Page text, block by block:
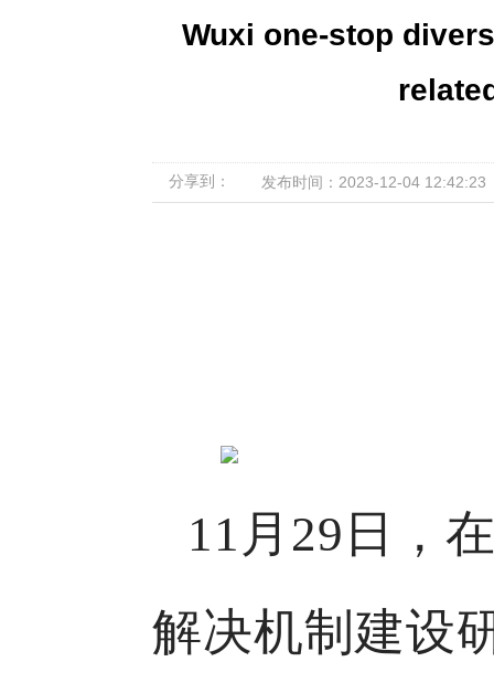
Wuxi one-stop
分享到： 发布时间：2023-12-04 12:42:23
11月29日，
解决机制建设